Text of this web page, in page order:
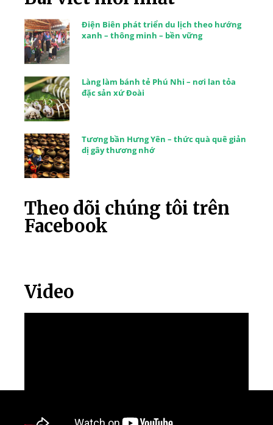
Điện Biên phát triển du lịch theo hướng
xanh – thông minh – bền vững
Làng làm bánh tẻ Phú Nhi – nơi lan tỏa
đặc sản xứ Đoài
Tương bần Hưng Yên – thức quà quê giản
dị gây thương nhớ
Theo dõi chúng tôi trên
Facebook
Video